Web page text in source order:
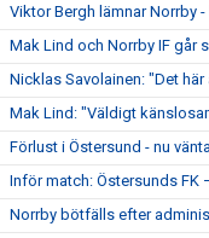
Viktor Bergh lämnar Norrby
Mak Lind och Norrby IF går
Nicklas Savolainen: "Det
Mak Lind: "Väldigt
Förlust i Östersund - nu
Inför match: Östersunds FK
Norrby bötfälls efter